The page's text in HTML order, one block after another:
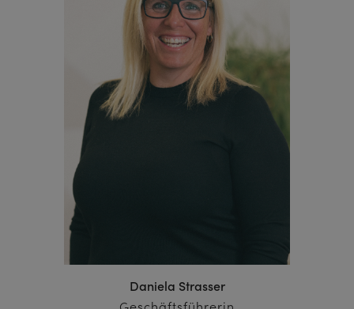
Daniela Strasser